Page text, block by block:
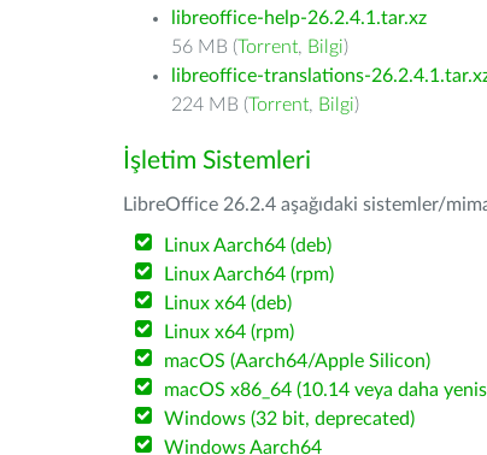
libreoffice-help-26.2.4.1.tar.xz
56 MB (Torrent, Bilgi)
libreoffice-translations-
224 MB (Torrent, Bilgi)
İşletim Sistemleri
LibreOffice 26.2.4 aşağıdaki sistemler/
Linux Aarch64 (deb)
Linux Aarch64 (rpm)
Linux x64 (deb)
Linux x64 (rpm)
macOS (Aarch64/Apple Silicon)
macOS x86_64 (10.14 veya daha
Windows (32 bit, deprecated)
Windows Aarch64